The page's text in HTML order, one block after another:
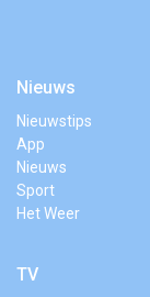
Nieuws
Nieuwstips
App
Nieuws
Sport
Het Weer
TV